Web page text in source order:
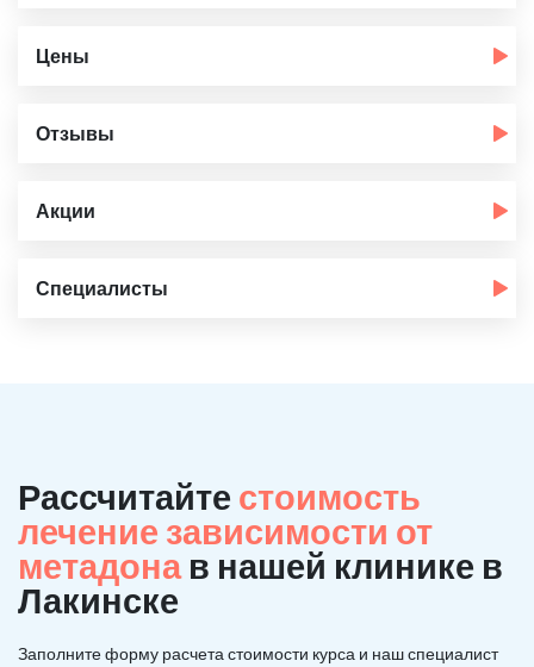
Цены
Отзывы
Акции
Специалисты
Рассчитайте стоимость
лечение зависимости от
метадона в нашей клинике в
Лакинске
Заполните форму расчета стоимости курса и наш специалист